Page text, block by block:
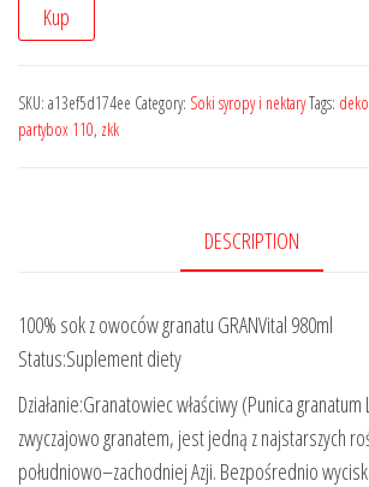
Kup
SKU: a13ef5d174ee Category: Soki syropy i nektaryTags:
partybox 110, zkk
DESCRIPTION
100% sok z owoców granatu GRANVital 980ml
Status:Suplement diety
Działanie:Granatowiec właściwy (Punica granatum
zwyczajowo granatem, jest jedną z najstarszych
południowo–zachodniej Azji. Bezpośrednio